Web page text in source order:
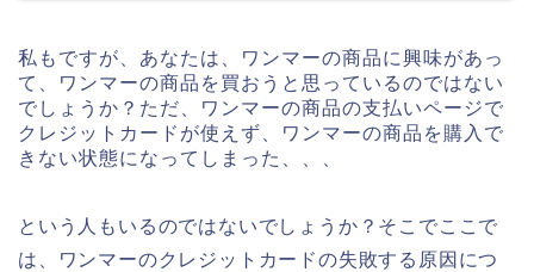
私もですが、あなたは、ワンマーの商品に興味があっ
て、ワンマーの商品を買おうと思っているのではない
でしょうか？ただ、ワンマーの商品の支払いページで
クレジットカードが使えず、ワンマーの商品を購入で
きない状態になってしまった、、、
という人もいるのではないでしょうか？そこでここで
は、ワンマーのクレジットカードの失敗する原因につ